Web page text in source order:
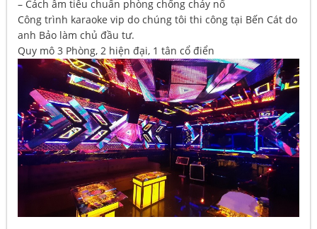
– Cách âm tiêu chuẩn phòng chống cháy nổ
Công trình karaoke vip do chúng tôi thi công tại Bến Cát do
anh Bảo làm chủ đầu tư.
Quy mô 3 Phòng, 2 hiện đại, 1 tân cổ điển